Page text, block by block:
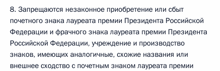
8. Запрещаются незаконное приобретение или сбыт
почетного знака лауреата премии Президента Российской
Федерации и фрачного знака лауреата премии Президента
Российской Федерации, учреждение и производство
знаков, имеющих аналогичные, схожие названия или
внешнее сходство с почетным знаком лауреата премии